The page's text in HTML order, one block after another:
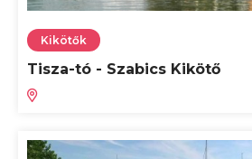
Kikötők
Tisza-tó - Szabics Kikötő